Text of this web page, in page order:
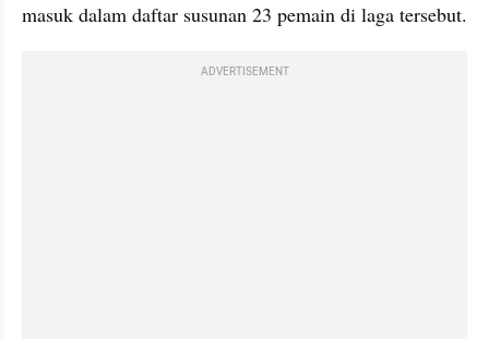
masuk dalam daftar susunan 23 pemain di laga tersebut.
ADVERTISEMENT